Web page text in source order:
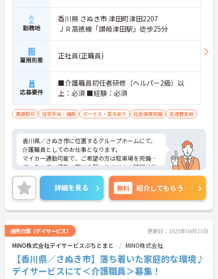
勤務地
香川県 さぬき市 津田町津田2207
ＪＲ高徳線「讃岐津田駅」徒歩25分
雇用形態 正社員(正職員)
応募要件
■介護職員初任者研修（ヘルパー2級）以
上：必須 ■経験：必須
車通勤可 住宅手当・補助 ボーナス・賞与あり 社会保険完備 交通費支給
香川県／さぬき市に位置するグループホームにて、
介護職員としてのお仕事となります。
マイカー通勤可能で、ご希望の方は駐車場を完備し
ているので、通勤の際は心配いりません！時間外労
働もないので、無理なく働ける環境となっておりま
す！
ご興味ある方は面接ポイントをお伝えしますので、
お気軽にお問い合わせください♪
詳細を見る 無料 紹介してもらう
通所介護（デイサービス） 更新日：2025年04月23日
MINO株式会社デイサービスぷちとまと MINO株式会社
【香川県／さぬき市】落ち着いた家庭的な環境♪
デイサービスにて＜介護職員＞募集！